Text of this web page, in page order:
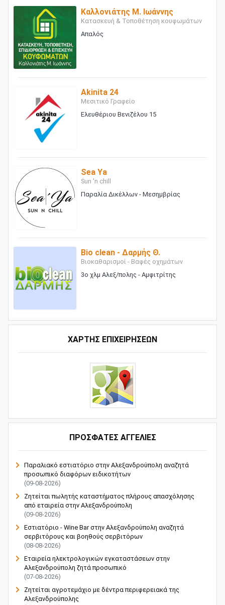
Καλλονιάτης Μ. Ιωάννης
Κατασκευή & Τοποθέτηση κουφωμάτων
Απαλός
Akinita 24
Μεσιτικό Γραφείο
Ελευθέριου Βενιζέλου 15
Sea Ya
Sun 'n chill
Παραλία Δικέλλων - Μεσημβρίας
Bio clean - Δαρμής Θ.
Βιοκαθαρισμοί - Βαφές οχημάτων
3ο χλμ Αλεξ/πολης - Αμφιτρίτης
ΧΑΡΤΗΣ ΕΠΙΧΕΙΡΗΣΕΩΝ
ΠΡΟΣΦΑΤΕΣ ΑΓΓΕΛΙΕΣ
Παραλιακό εστιατόριο στην Αλεξανδρούπολη αναζητά
προσωπικό διαφόρων ειδικοτήτων
(09-08-2026)
Ζητείται πωλητής καταστήματος πλήρους απασχόλησης
από εταιρεία στην Αλεξανδρούπολη
(09-08-2026)
Εστιατόριο - Wine Bar στην Αλεξανδρούπολη αναζητά
σερβιτόρους και βοηθούς σερβιτόρων
(08-08-2026)
Εταιρεία ηλεκτρολογικών εγκαταστάσεων στην
Αλεξανδρούπολη ζητά προσωπικό
(07-08-2026)
Ζητείται αγροτεμάχιο με δέντρα περιφερειακά της
Αλεξανδρούπολης